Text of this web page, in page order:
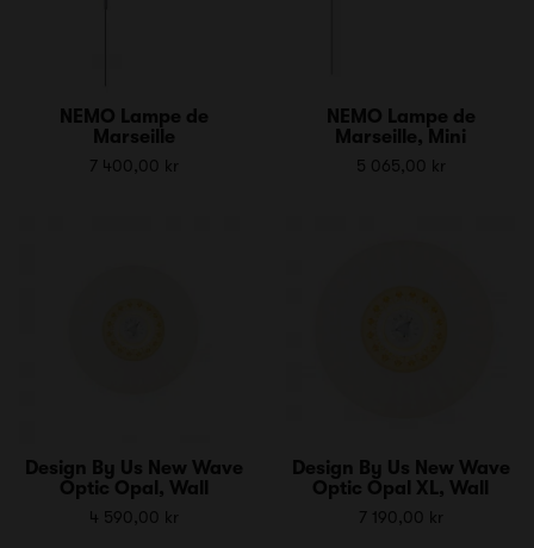
NEMO Lampe de
Marseille
7 400,00 kr
NEMO Lampe de
Marseille, Mini
5 065,00 kr
Design By Us New Wave
Optic Opal, Wall
4 590,00 kr
Design By Us New Wave
Optic Opal XL, Wall
7 190,00 kr